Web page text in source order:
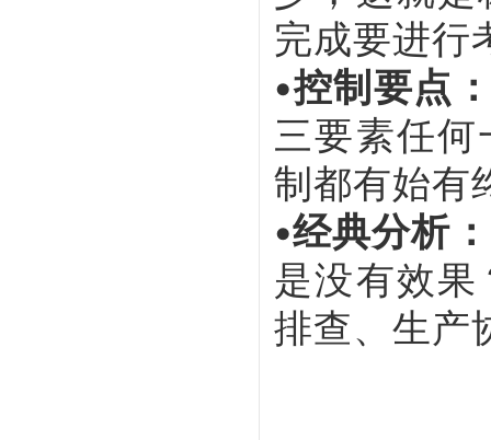
完成要进行
•控制要点
三要素任
制都有始有
•经典分析：
是没有效
排查、生产